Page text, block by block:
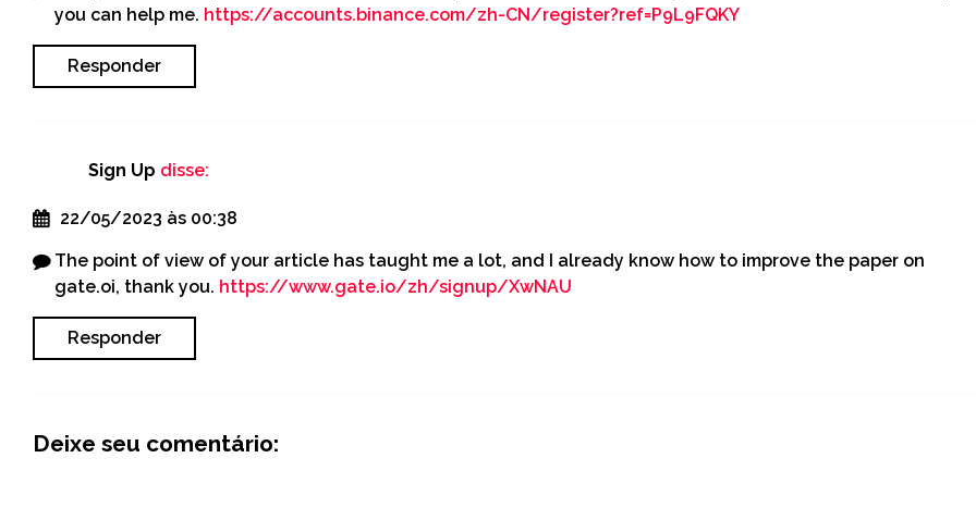
you can help me. https://accounts.binance.com/zh-CN/register?ref=P9L9FQKY
Responder
Sign Up disse:
22/05/2023 às 00:38
The point of view of your article has taught me a lot, and I already know how to improve the paper on
gate.oi, thank you. https://www.gate.io/zh/signup/XwNAU
Responder
Deixe seu comentário: